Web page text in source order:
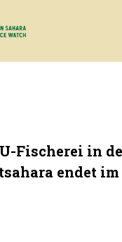
Fischerei in
endet